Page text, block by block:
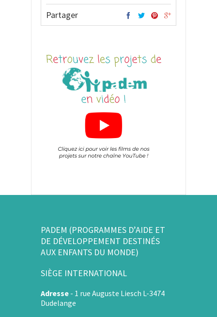
Partager
PADEM (PROGRAMMES D’AIDE ET
DE DÉVELOPPEMENT DESTINÉS
AUX ENFANTS DU MONDE)
SIÈGE INTERNATIONAL
Adresse - 1 rue Auguste Liesch L-3474
Dudelange